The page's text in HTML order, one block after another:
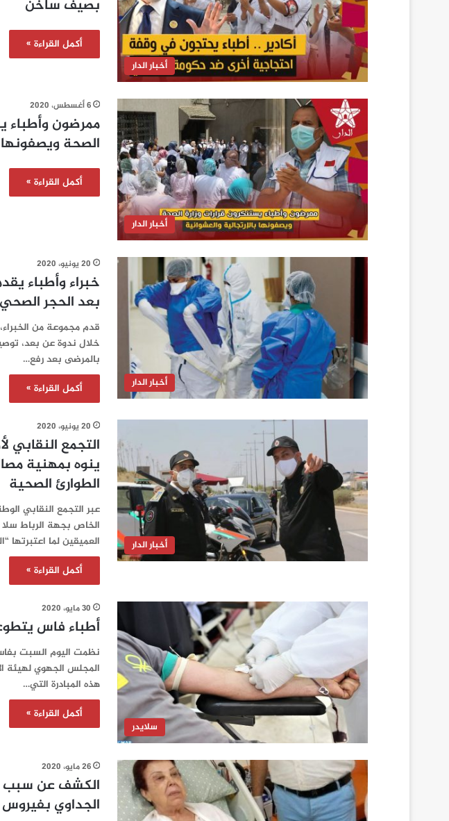
أخبار الدار
بصيف ساخن
أكمل القراءة »
أخبار الدار
6 أغسطس، 2020
ممرضون وأطباء
الصحة ويصفونها
أكمل القراءة »
أخبار الدار
20 يونيو، 2020
خبراء وأطباء
بعد الحجر الصحي
قدم مجموعة من
خلال ندوة عن بعد،
بالمرضى بعد رفع…
أكمل القراءة »
أخبار الدار
20 يونيو، 2020
التجمع النقابي
ينوه بمهنية
الطوارئ الصحية
عبر التجمع النقابي
الخاص بجهة الرباط سلا
العميقين لما اعتبرتها
أكمل القراءة »
سلايدر
30 مايو، 2020
أطباء فاس
نظمت اليوم السبت
المجلس الجهوي لهيئة
هذه المبادرة التي…
أكمل القراءة »
26 مايو، 2020
الكشف عن سبب
الجداوي بفيروس